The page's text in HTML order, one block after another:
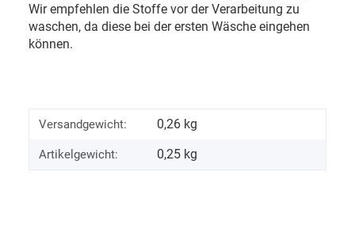
Wir empfehlen die Stoffe vor der Verarbeitung zu
waschen, da diese bei der ersten Wäsche eingehen
können.
Versandgewicht: 0,26 kg
Artikelgewicht: 0,25 kg